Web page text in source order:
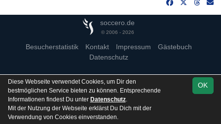
soccero.de
© 2006 - 2026
Besucherstatistik Kontakt Impressum
Gästebuch
Datenschutz
OK
Diese Webseite verwendet Cookies, um Dir den
bestmöglichen Service bieten zu können. Entsprechende
Informationen findest Du unter Datenschutz.
Mit der Nutzung der Webseite erklärst Du Dich mit der
Verwendung von Cookies einverstanden.